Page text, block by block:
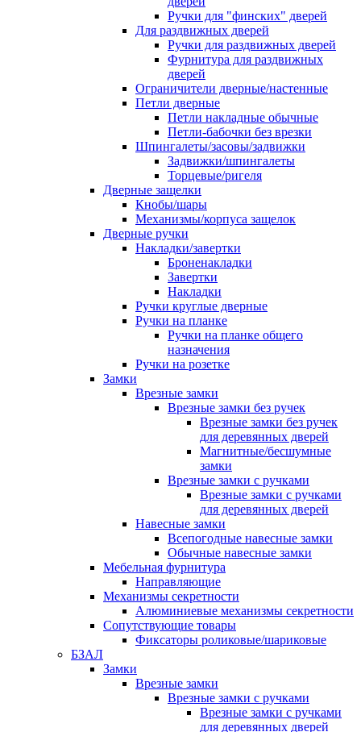
Ручки для "финских" дверей
Для раздвижных дверей
Ручки для раздвижных дверей
Фурнитура для раздвижных
дверей
Ограничители дверные/настенные
Петли дверные
Петли накладные обычные
Петли-бабочки без врезки
Шпингалеты/засовы/задвижки
Задвижки/шпингалеты
Торцевые/ригеля
Дверные защелки
Кнобы/шары
Механизмы/корпуса защелок
Дверные ручки
Накладки/завертки
Броненакладки
Завертки
Накладки
Ручки круглые дверные
Ручки на планке
Ручки на планке общего
назначения
Ручки на розетке
Замки
Врезные замки
Врезные замки без ручек
Врезные замки без ручек
для деревянных дверей
Магнитные/бесшумные
замки
Врезные замки с ручками
Врезные замки с ручками
для деревянных дверей
Навесные замки
Всепогодные навесные замки
Обычные навесные замки
Мебельная фурнитура
Направляющие
Механизмы секретности
Алюминиевые механизмы секретности
Сопутствующие товары
Фиксаторы роликовые/шариковые
БЗАЛ
Замки
Врезные замки
Врезные замки с ручками
Врезные замки с ручками
для деревянных дверей